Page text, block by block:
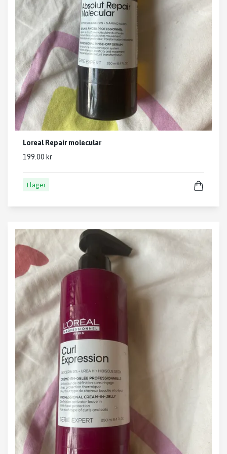
Loreal Repair molecular
199.00 kr
I lager